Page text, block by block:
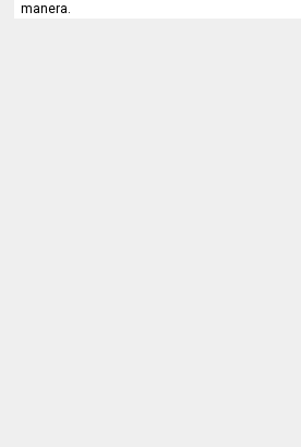
manera.